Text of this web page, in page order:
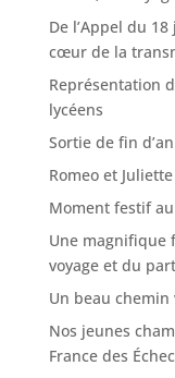
De l’Appel du
cœur de la
Représentation
lycéens
Sortie de fin
Romeo et
Moment festif
Une magnifique
voyage et du
Un beau
Nos jeunes
France des